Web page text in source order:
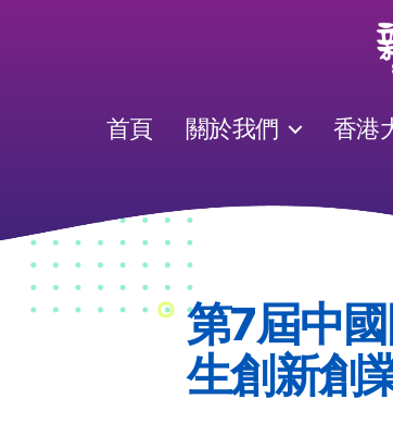
首頁 關於我們 香港
第7屆中
生創新創